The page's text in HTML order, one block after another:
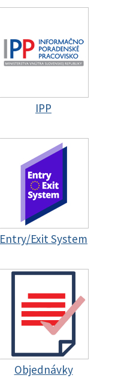
IPP
Entry/Exit System
Objednávky